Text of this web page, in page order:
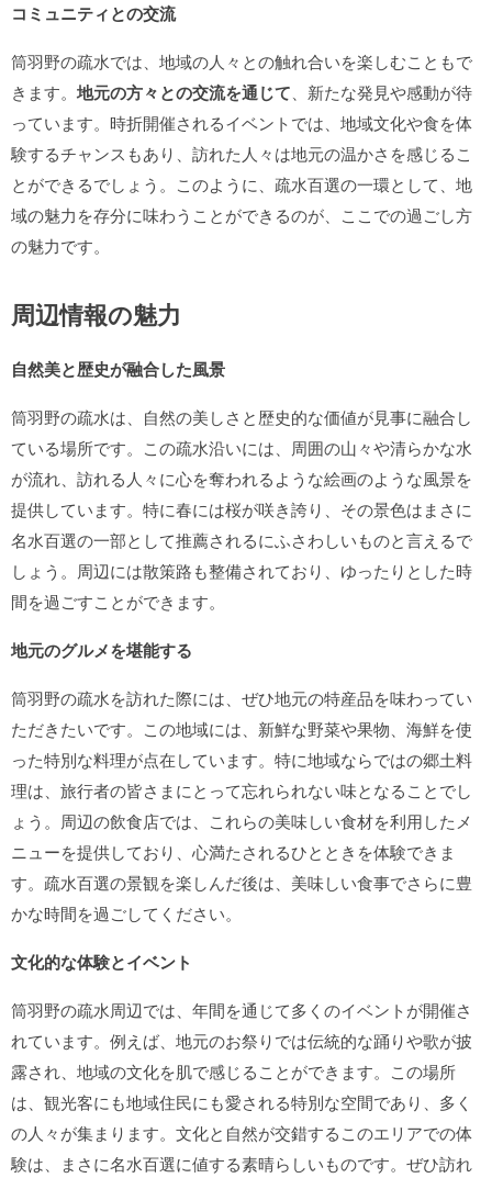
コミュニティとの交流
筒羽野の疏水では、地域の人々との触れ合いを楽しむこともで
きます。 地元の方々との交流を通じて 、新たな発見や感動が待
っています。時折開催されるイベントでは、地域文化や食を体
験するチャンスもあり、訪れた人々は地元の温かさを感じるこ
とができるでしょう。このように、疏水百選の一環として、地
域の魅力を存分に味わうことができるのが、ここでの過ごし方
の魅力です。
周辺情報の魅力
自然美と歴史が融合した風景
筒羽野の疏水は、自然の美しさと歴史的な価値が見事に融合し
ている場所です。この疏水沿いには、周囲の山々や清らかな水
が流れ、訪れる人々に心を奪われるような絵画のような風景を
提供しています。特に春には桜が咲き誇り、その景色はまさに
名水百選の一部として推薦されるにふさわしいものと言えるで
しょう。周辺には散策路も整備されており、ゆったりとした時
間を過ごすことができます。
地元のグルメを堪能する
筒羽野の疏水を訪れた際には、ぜひ地元の特産品を味わってい
ただきたいです。この地域には、新鮮な野菜や果物、海鮮を使
った特別な料理が点在しています。特に地域ならではの郷土料
理は、旅行者の皆さまにとって忘れられない味となることでし
ょう。周辺の飲食店では、これらの美味しい食材を利用したメ
ニューを提供しており、心満たされるひとときを体験できま
す。疏水百選の景観を楽しんだ後は、美味しい食事でさらに豊
かな時間を過ごしてください。
文化的な体験とイベント
筒羽野の疏水周辺では、年間を通じて多くのイベントが開催さ
れています。例えば、地元のお祭りでは伝統的な踊りや歌が披
露され、地域の文化を肌で感じることができます。この場所
は、観光客にも地域住民にも愛される特別な空間であり、多く
の人々が集まります。 文化と自然が交錯するこのエリアでの体
験は、まさに名水百選に値する素晴らしいものです。ぜひ訪れ